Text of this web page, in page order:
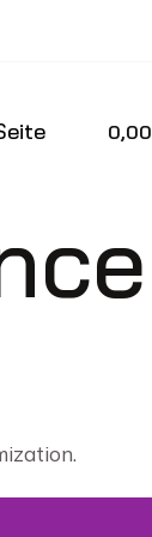
0,00